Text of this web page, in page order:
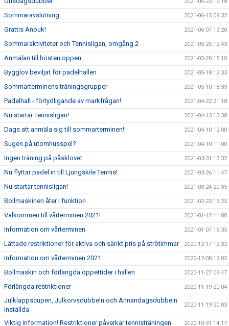
Sommaravslutning 2021-06-15 09:32
Grattis Anouk! 2021-06-07 13:20
Sommaraktiviteter och Tennisligan, omgång 2 2021-05-25 12:43
Anmälan till hösten öppen 2021-05-20 15:10
Bygglov beviljat för padelhallen 2021-05-18 12:33
Sommarterminens träningsgrupper 2021-05-10 18:39
Padelhall - förtydligande av markfrågan! 2021-04-22 21:18
Nu startar Tennisligan! 2021-04-13 13:38
Dags att anmäla sig till sommarterminen! 2021-04-10 12:00
Sugen på utomhusspel? 2021-04-10 11:00
Ingen träning på påsklovet 2021-03-31 13:32
Nu flyttar padel in till Ljungskile Tennis! 2021-03-26 11:47
Nu startar tennisligan! 2021-03-24 20:35
Bollmaskinen åter i funktion 2021-02-23 13:25
Välkommen till vårterminen 2021! 2021-01-12 11:00
Information om vårterminen 2021-01-07 16:35
Lättade restriktioner för aktiva och sänkt pris på strötimmar 2020-12-17 12:32
Information om vårterminen 2021 2020-12-08 12:05
Bollmaskin och förlängda öppettider i hallen 2020-11-27 09:47
Förlängda restriktioner 2020-11-19 20:04
Julklappscupen, Julkorvsdubbeln och Annandagsdubbeln
inställda
2020-11-19 20:03
Viktig information! Restriktioner påverkar tennisträningen 2020-10-31 14:17